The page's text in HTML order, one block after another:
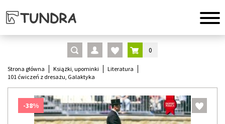
0
Strona główna Książki, upominki
Literatura
101 ćwiczeń z dresażu, Galaktyka
-38%